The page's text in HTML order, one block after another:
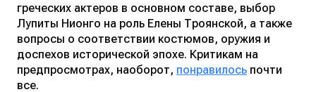
греческих актеров в основном составе, выбор
Лупиты Нионго на роль Елены Троянской, а также
вопросы о соответствии костюмов, оружия и
доспехов исторической эпохе. Критикам на
предпросмотрах, наоборот, понравилось почти
все.